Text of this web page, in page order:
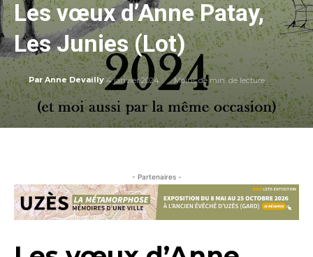
Les vœux d’Anne Patay,
Les Junies (Lot)
Par Anne Devailly 4 janvier 2024 Moins demin. de lecture
- Partenaires -